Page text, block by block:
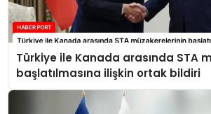
Türkiye ile Kanada arasında STA
başlatılmasına ilişkin ortak bildiri